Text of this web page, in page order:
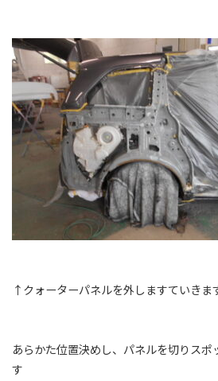
↑クォーターパネルを外しますていきま
あらかた位置決めし、パネルを切りスポ
す